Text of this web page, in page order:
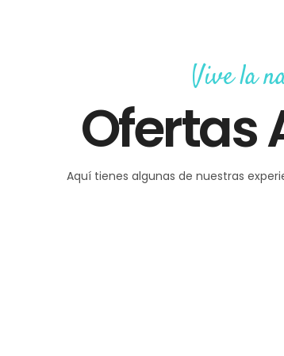
Vive la
Ofertas
Aquí tienes algunas de nuestras